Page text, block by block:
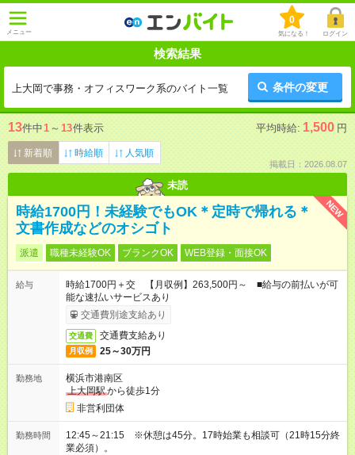
メニュー
0
気になる！ ログイン
検索結果
上大岡で事務・オフィスワーク系のバイト一覧 条件の変更
13件中1 ～ 13件表示 平均時給: 1,500 円
新着順 時給順 人気順
掲載日：2026.08.07
未読
NEW
時給1700円！未経験でもOK＊定時で帰れる＊
文書作成などのオシゴト
派遣 職種未経験OK ブランクOK WEB登録・面接OK
給与
時給1700円＋交 【月収例】263,500円～ ■給与の前払いが可
能な速払いサービスあり
交通費別途支給あり
交通費 交通費支給あり
月収例 25～30万円
勤務地
横浜市港南区
上大岡駅から徒歩1分
非営利団体
勤務時間
12:45～21:15 ※休憩は45分。17時始業も相談可（21時15分終
業必須）。